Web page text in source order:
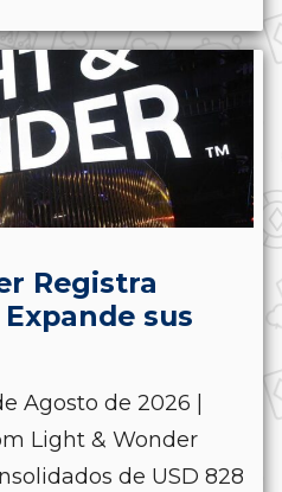
Registra
sus
Agosto de 2026 |
Light & Wonder
de USD 828